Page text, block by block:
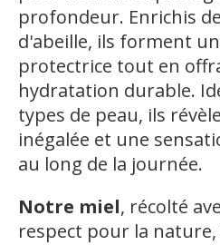
profondeur. Enrichis
d'abeille, ils forment
protectrice tout en
hydratation durable.
types de peau, ils
inégalée et une
au long de la journée.
Notre miel, récolté
respect pour la